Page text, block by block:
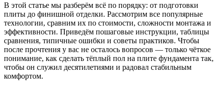
В этой статье мы разберём всё по порядку: от подготовки
плиты до финишной отделки. Рассмотрим все популярные
технологии, сравним их по стоимости, сложности монтажа и
эффективности. Приведём пошаговые инструкции, таблицы
сравнения, типичные ошибки и советы практиков. Чтобы
после прочтения у вас не осталось вопросов — только чёткое
понимание, как сделать тёплый пол на плите фундамента так,
чтобы он служил десятилетиями и радовал стабильным
комфортом.